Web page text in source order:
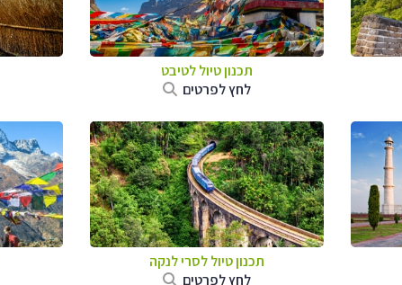
תכנון טיוללטיבט
לחץ לפרטים
תכנון טיוללסרי לנקה
לחץ לפרטים